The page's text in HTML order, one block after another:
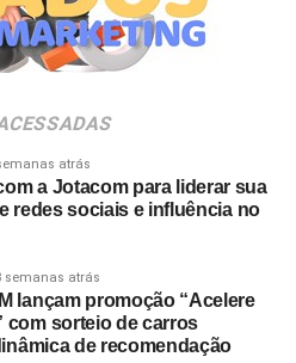
atrás
a Jotacom para liderar sua
redes sociais e influência no
semanas atrás
lançam promoção “Acelere
com sorteio de carros
de recomendação